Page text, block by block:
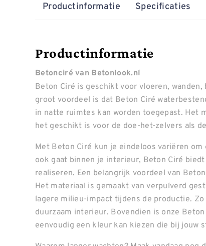
Productinformatie Specificaties
Productinformatie
Betonciré van Betonlook.nl
Beton Ciré is geschikt voor vloeren,
groot voordeel is dat Beton Ciré
in natte ruimtes kan worden toegepast. Het
het geschikt is voor de doe-het-zelvers als
Met Beton Ciré kun je eindeloos variëren
ook gaat binnen je interieur, Beton Ciré
realiseren. Een belangrijk voordeel van
Het materiaal is gemaakt van verpulverd
lagere milieu-impact tijdens de productie.
duurzaam interieur. Bovendien is onze
eenvoudig een kleur kan kiezen die bij jouw